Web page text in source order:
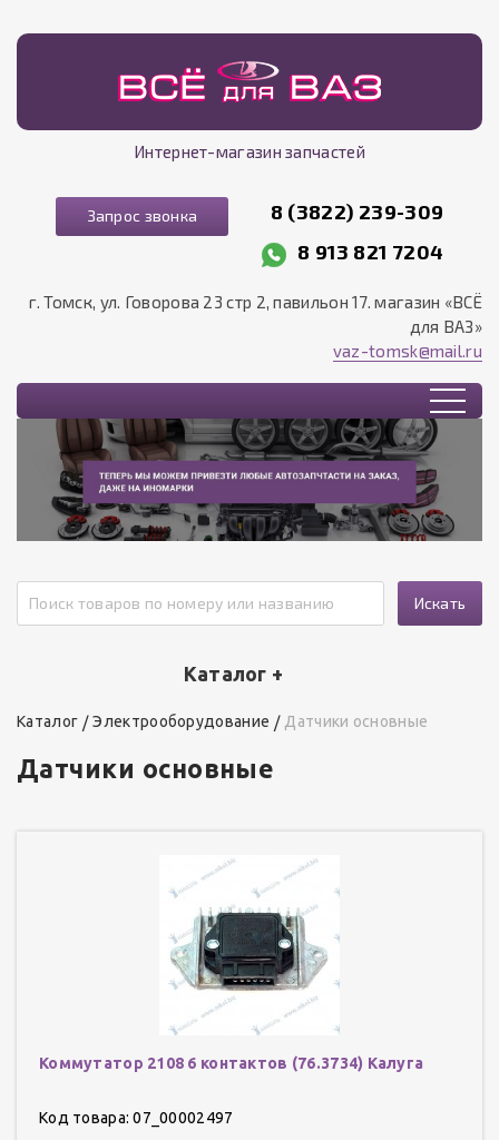
Интернет-магазин запчастей
Запрос звонка
8 (3822) 239-309
8 913 821 7204
г. Томск, ул. Говорова 23 стр 2, павильон 17. магазин «ВСЁ
для ВАЗ»
vaz-tomsk@mail.ru
Искать
Каталог +
Каталог Электрооборудование Датчики основные
Датчики основные
Коммутатор 2108 6 контактов (76.3734) Калуга
Код товара: 07_00002497